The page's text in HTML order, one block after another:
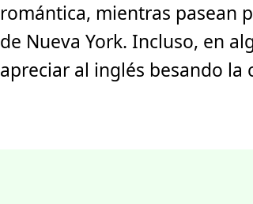
romántica, mientras pasean
de Nueva York. Incluso, en
apreciar al inglés besando la